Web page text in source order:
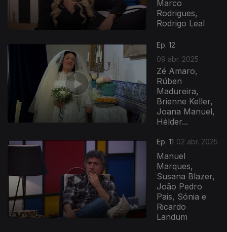
Marco
Rodrigues,
Rodrigo Leal
Ep. 12
09 abr. 2025
Zé Amaro,
Rúben
Madureira,
Brienne Keller,
Joana Manuel,
Hélder...
Ep. 11 02 abr. 2025
Manuel
Marques,
Susana Blazer,
João Pedro
Pais, Sónia e
Ricardo
Landum